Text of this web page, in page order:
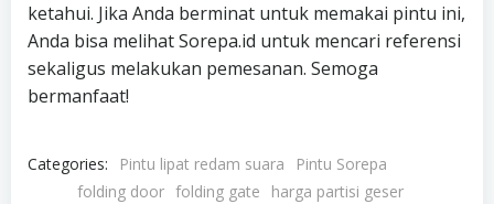
ketahui. Jika Anda berminat untuk memakai pintu ini,
Anda bisa melihat Sorepa.id untuk mencari referensi
sekaligus melakukan pemesanan. Semoga
bermanfaat!
Categories: Pintu lipat redam suara Pintu Sorepa
folding door folding gate
harga partisi geser